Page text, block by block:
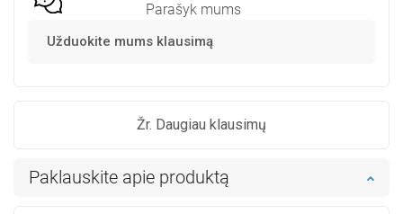
Parašyk mums
Užduokite mums klausimą
Žr. Daugiau klausimų
Paklauskite apie produktą